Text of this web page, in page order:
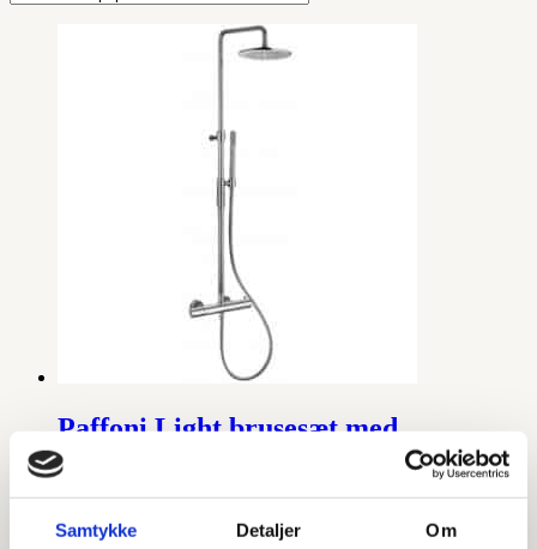
Samtykke Detaljer Om
Paffoni Light brusesæt med
håndbruser
Børstet Messing